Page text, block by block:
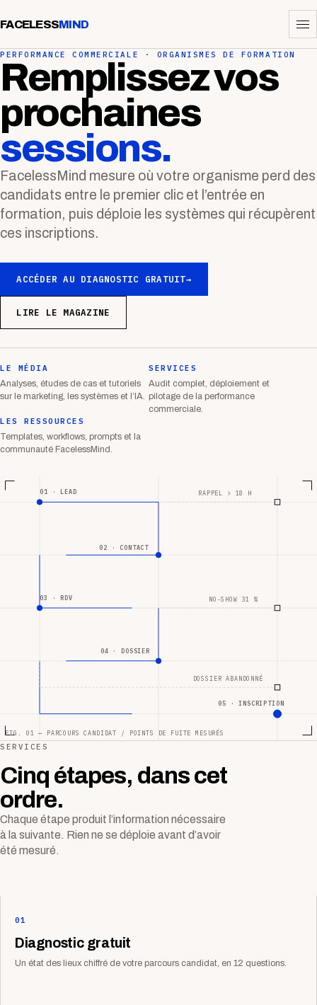
FACELESSMIND
PERFORMANCE COMMERCIALE · ORGANISMES DE FORMATION
Remplissez vos
prochaines
sessions.
FacelessMind mesure où votre organisme perd des
candidats entre le premier clic et l’entrée en
formation, puis déploie les systèmes qui récupèrent
ces inscriptions.
ACCÉDER AU DIAGNOSTIC GRATUIT→
LIRE LE MAGAZINE
LE MÉDIA
Analyses, études de cas et tutoriels
sur le marketing, les systèmes et l’IA.
SERVICES
Audit complet, déploiement et
pilotage de la performance
commerciale.
LES RESSOURCES
Templates, workflows, prompts et la
communauté FacelessMind.
01 · LEAD
02 · CONTACT
03 · RDV
04 · DOSSIER
05 · INSCRIPTION
RAPPEL > 18 H
NO-SHOW 31 %
DOSSIER ABANDONNÉ
FIG. 01 — PARCOURS CANDIDAT / POINTS DE FUITE MESURÉS
SERVICES
Cinq étapes, dans cet
ordre.
Chaque étape produit l’information nécessaire
à la suivante. Rien ne se déploie avant d’avoir
été mesuré.
01
Diagnostic gratuit
Un état des lieux chiffré de votre parcours candidat, en 12 questions.